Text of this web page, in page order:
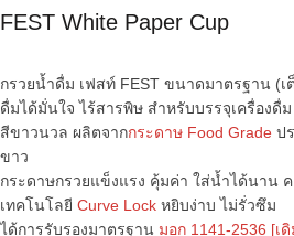
FEST White Paper Cup
กรวยน้ำดื่ม เฟสท์ FEST ขนาดมาตรฐาน (เ
ดื่มได้มั่นใจ ไร้สารพิษ สำหรับบรรจุเครื่องดื่
สีขาวนวล ผลิตจากกระดาษ Food Grade ป
ขาว
กระดาษกรวยแข็งแรง คุ้มค่า ใส่น้ำได้นาน
เทคโนโลยี Curve Lock หยิบง่าบ ไม่รั่วซึม
ได้การรับรองมาตรฐาน มอก 1141-2536 [เ